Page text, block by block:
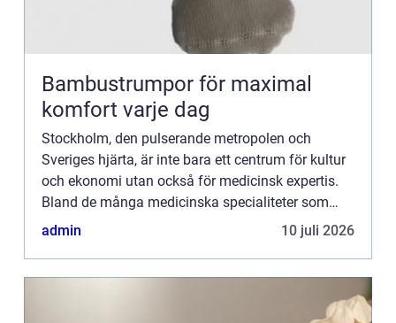
Bambustrumpor för maximal
komfort varje dag
Stockholm, den pulserande metropolen och
Sveriges hjärta, är inte bara ett centrum för kultur
och ekonomi utan också för medicinsk expertis.
Bland de många medicinska specialiteter som
finns här utmärker sig ...
admin 10 juli 2026